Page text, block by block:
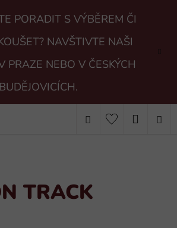
PORADIT S VÝBĚREM ČI
NAVŠTIVTE NAŠI
PRAZE NEBO V ČESKÝCH
BUDĚJOVICÍCH.
Hledat
TRACK